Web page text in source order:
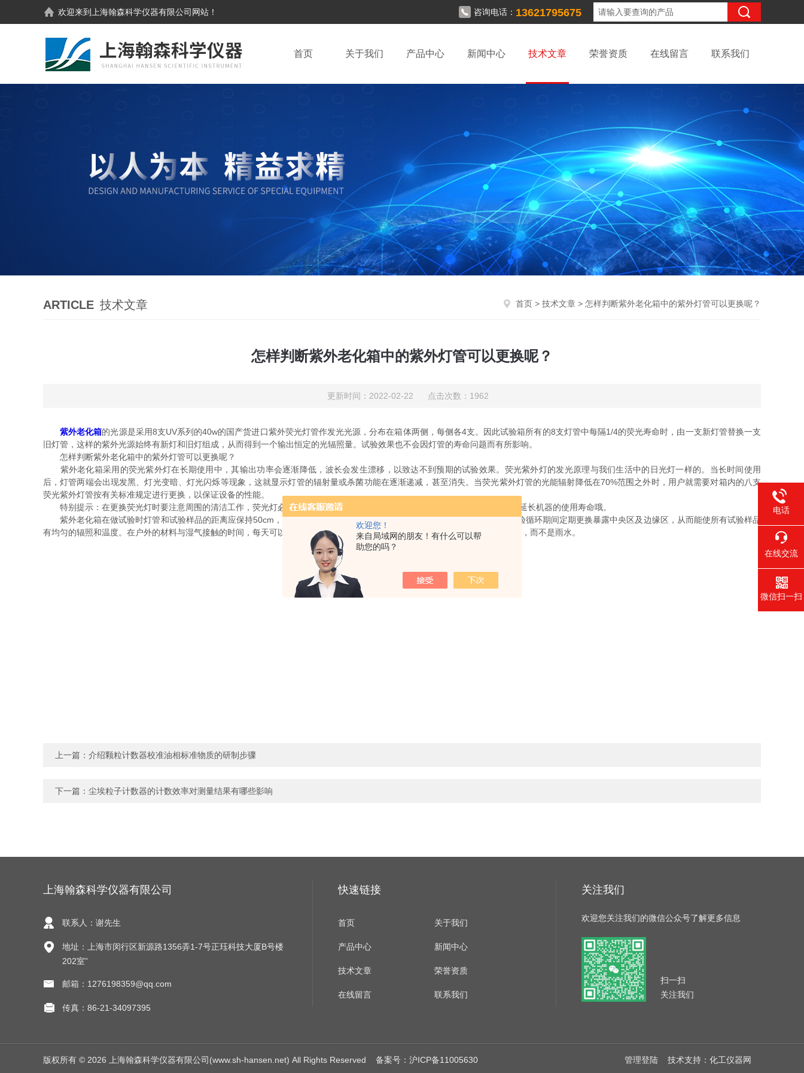
欢迎您！
来自局域网的朋友！有什么可以帮
助您的吗？
欢迎来到 上海翰森科学仪器有限公司 网站！ 咨询电话： 13621795675
首页 关于我们 产品中心 新闻中心 技术文章 荣誉资质 在线留言 联系我们
ARTICLE 技术文章 首页 > 技术文章 > 怎样判断紫外老化箱中的紫外灯管可以更换呢？
怎样判断紫外老化箱中的紫外灯管可以更换呢？
更新时间：2022-02-22 点击次数：1962
紫外老化箱的光源是采用8支UV系列的40w的国产货进口紫外荧光灯管作发光光源，分布在箱体两侧，每侧各4支。因此试验箱所有的8支灯管中每隔1/4的荧光寿命时，由一支新灯管替换一支
旧灯管，这样的紫外光源始终有新灯和旧灯组成，从而得到一个输出恒定的光辐照量。试验效果也不会因灯管的寿命问题而有所影响。
怎样判断紫外老化箱中的紫外灯管可以更换呢？
紫外老化箱采用的荧光紫外灯在长期使用中，其输出功率会逐渐降低，波长会发生漂移，以致达不到预期的试验效果。荧光紫外灯的发光原理与我们生活中的日光灯一样的。当长时间使用
后，灯管两端会出现发黑、灯光变暗、灯光闪烁等现象，这就显示灯管的辐射量或杀菌功能在逐渐递减，甚至消失。当荧光紫外灯管的光能辐射降低在70%范围之外时，用户就需要对箱内的八支
荧光紫外灯管按有关标准规定进行更换，以保证设备的性能。
特别提示：在更换荧光灯时要注意周围的清洁工作，荧光灯必须平行安装，灯的中心距离为70mm。正确的更换及保养方法可延长机器的使用寿命哦。
紫外老化箱在做试验时灯管和试验样品的距离应保持50cm，为了受试样品能够均匀的接受光照暴露试验，所以试验样品在试验循环期间定期更换暴露中央区及边缘区，从而能使所有试验样品
有均匀的辐照和温度。在户外的材料与湿气接触的时间，每天可以长达12小时，研究结果表明造成这种户外潮湿的主要原因是露水，而不是雨水。
上一篇： 介绍颗粒计数器校准油相标准物质的研制步骤
下一篇： 尘埃粒子计数器的计数效率对测量结果有哪些影响
上海翰森科学仪器有限公司
联系人：谢先生
地址：上海市闵行区新源路1356弄1-7号正珏科技大厦B号楼
202室”
邮箱：1276198359@qq.com
传真：86-21-34097395
快速链接
首页 关于我们
产品中心 新闻中心
技术文章 荣誉资质
在线留言 联系我们
关注我们
欢迎您关注我们的微信公众号了解更多信息
扫一扫
关注我们
版权所有 © 2026 上海翰森科学仪器有限公司(www.sh-hansen.net) All Rights Reserved 备案号：沪ICP备11005630 管理登陆 技术支持： 化工仪器网
电话
在线交流
微信扫一扫